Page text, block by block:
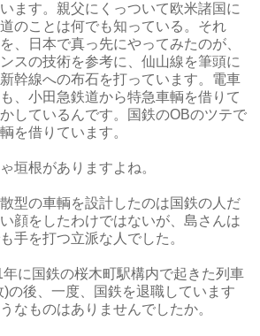
ます。親父にくっついて欧米諸国に
のことは何でも知っている。それ
、日本で真っ先にやってみたのが、
スの技術を参考に、仙山線を筆頭に
幹線への布石を打っています。電車
、小田急鉄道から特急車輌を借りて
しているんです。国鉄のOBのツテで
を借りています。
垣根がありますよね。
型の車輌を設計したのは国鉄の人だ
顔をしたわけではないが、島さんは
手を打つ立派な人でした。
に国鉄の桜木町駅構内で起きた列車
の後、一度、国鉄を退職しています
なものはありませんでしたか。